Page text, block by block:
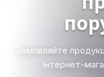
Замовляйте
інтернет-